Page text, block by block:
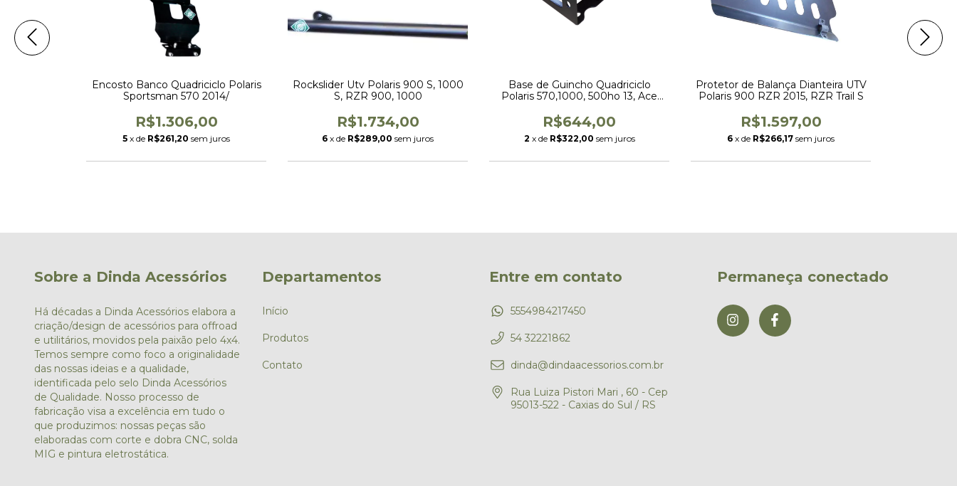
Encosto Banco Quadriciclo Polaris
Sportsman 570 2014/
R$1.306,00
5 x de R$261,20 sem juros
Rockslider Utv Polaris 900 S, 1000
S, RZR 900, 1000
R$1.734,00
6 x de R$289,00 sem juros
Base de Guincho Quadriciclo
Polaris 570,1000, 500ho 13, Ace
R$644,00
2 x de R$322,00 sem juros
Protetor de Balança Dianteira UTV
Polaris 900 RZR 2015, RZR Trail S
R$1.597,00
6 x de R$266,17 sem juros
Sobre a Dinda Acessórios
Há décadas a Dinda Acessórios elabora a
criação/design de acessórios para offroad
e utilitários, movidos pela paixão pelo 4x4.
Temos sempre como foco a originalidade
das nossas ideias e a qualidade,
identificada pelo selo Dinda Acessórios
de Qualidade. Nosso processo de
fabricação visa a excelência em tudo o
que produzimos: nossas peças são
elaboradas com corte e dobra CNC, solda
MIG e pintura eletrostática.
Departamentos
Início
Produtos
Contato
Entre em contato
5554984217450
54 32221862
dinda@dindaacessorios.com.br
Rua Luiza Pistori Mari , 60 - Cep
95013-522 - Caxias do Sul / RS
Permaneça conectado